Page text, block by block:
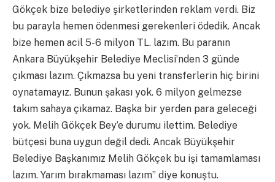
Gökçek bize belediye şirketlerinden reklam verdi. Biz
bu parayla hemen ödenmesi gerekenleri ödedik. Ancak
bize hemen acil 5-6 milyon TL. lazım. Bu paranın
Ankara Büyükşehir Belediye Meclisi’nden 3 günde
çıkması lazım. Çıkmazsa bu yeni transferlerin hiç birini
oynatamayız. Bunun şakası yok. 6 milyon gelmezse
takım sahaya çıkamaz. Başka bir yerden para geleceği
yok. Melih Gökçek Bey’e durumu ilettim. Belediye
bütçesi buna uygun değil dedi. Ancak Büyükşehir
Belediye Başkanımız Melih Gökçek bu işi tamamlaması
lazım. Yarım bırakmaması lazım” diye konuştu.